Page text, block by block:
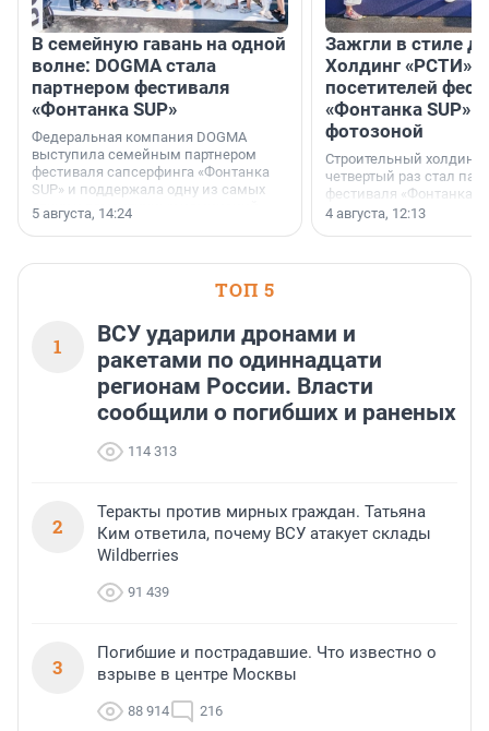
В семейную гавань на одной
волне: DOGMA стала
партнером фестиваля
«Фонтанка SUP»
Федеральная компания DOGMA
выступила семейным партнером
фестиваля сапсерфинга «Фонтанка
SUP» и поддержала одну из самых
ярких и романтичных номинаций —
«SUP-свадьба».
5 августа, 14:24
Зажгли в стиле
Холдинг «РСТИ»
посетителей
«Фонтанка SUP»
фотозоной
Строительный холдинг
четвертый раз стал
фестиваля «Фонтанка
раз компания
посетителям
4 августа, 12:13
ТОП 5
1
ВСУ ударили дронами и
ракетами по одиннадцати
регионам России. Власти
сообщили о погибших и раненых
114 313
2
Теракты против мирных граждан. Татьяна
Ким ответила, почему ВСУ атакует склады
Wildberries
91 439
3
Погибшие и пострадавшие. Что известно о
взрыве в центре Москвы
88 914 216